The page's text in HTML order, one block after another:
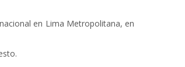
en Lima Metropolitana, en